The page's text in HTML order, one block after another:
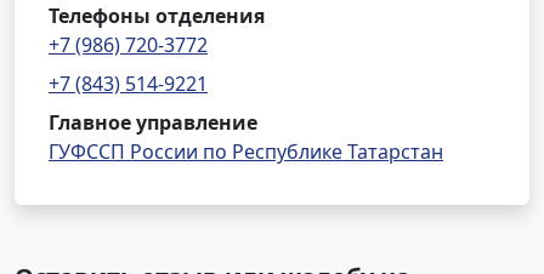
Телефоны отделения
+7 (986) 720-3772
+7 (843) 514-9221
Главное управление
ГУФССП России по Республике Татарстан